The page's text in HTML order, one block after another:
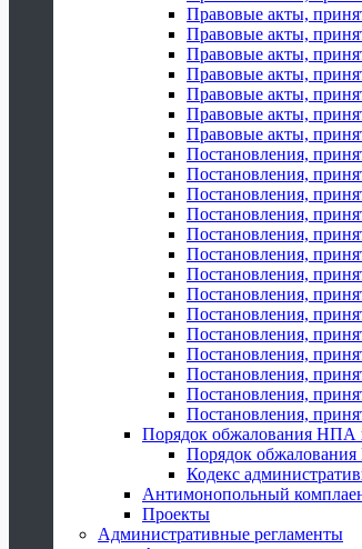
Правовые акты,
Правовые акты,
Правовые акты,
Правовые акты,
Правовые акты,
Правовые акты,
Правовые акты,
Постановления,
Постановления,
Постановления,
Постановления,
Постановления,
Постановления,
Постановления,
Постановления,
Постановления,
Постановления,
Постановления,
Постановления,
Постановления,
Постановления,
Порядок обжалования
Порядок
Кодекс
Антимонопольный
Проекты
Административные регламенты